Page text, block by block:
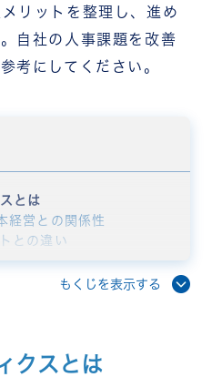
リットを整理し、進め
自社の人事課題を改善
考にしてください。
とは
経営との関係性
との違い
導入の4つのメリット
もくじを表示する
クスとは